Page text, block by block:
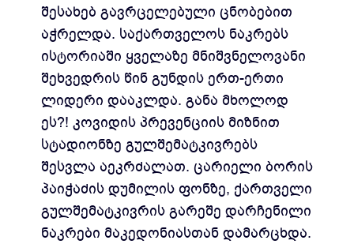
შესახებ გავრცელებული ცნობებით
აჭრელდა. საქართველოს ნაკრებს
ისტორიაში ყველაზე მნიშვნელოვანი
შეხვედრის წინ გუნდის ერთ-ერთი
ლიდერი დააკლდა. განა მხოლოდ
ეს?! კოვიდის პრევენციის მიზნით
სტადიონზე გულშემატკივრებს
შესვლა აეკრძალათ. ცარიელი ბორის
პაიჭაძის დუმილის ფონზე, ქართველი
გულშემატკივრის გარეშე დარჩენილი
ნაკრები მაკედონიასთან დამარცხდა.